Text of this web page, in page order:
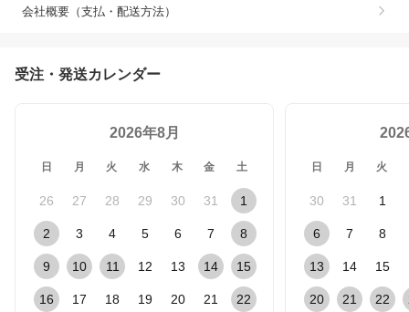
会社概要（支払・配送方法）
受注・発送カレンダー
2026年8月
日 月 火 水 木 金 土
26 27 28 29 30 31 1
2 3 4 5 6 7 8
9 10 11 12 13 14 15
16 17 18 19 20 21 22
日 月 火
30 31 1
6 7 8
13 14 15
20 21 22